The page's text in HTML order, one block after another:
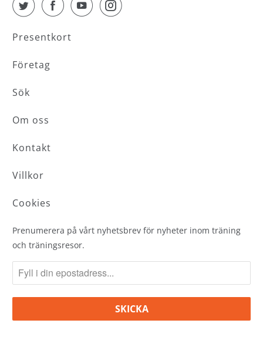
Presentkort
Företag
Sök
Om oss
Kontakt
Villkor
Cookies
Prenumerera på vårt nyhetsbrev för nyheter inom träning
och träningsresor.